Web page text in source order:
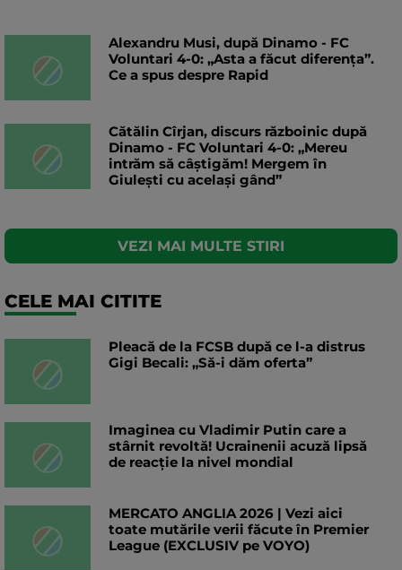
Alexandru Musi, după Dinamo - FC
Voluntari 4-0: „Asta a făcut diferența”.
Ce a spus despre Rapid
Cătălin Cîrjan, discurs războinic după
Dinamo - FC Voluntari 4-0: „Mereu
intrăm să câștigăm! Mergem în
Giulești cu același gând”
VEZI MAI MULTE STIRI
CELE MAI CITITE
Pleacă de la FCSB după ce l-a distrus
Gigi Becali: „Să-i dăm oferta”
Imaginea cu Vladimir Putin care a
stârnit revoltă! Ucrainenii acuză lipsă
de reacție la nivel mondial
MERCATO ANGLIA 2026 | Vezi aici
toate mutările verii făcute în Premier
League (EXCLUSIV pe VOYO)